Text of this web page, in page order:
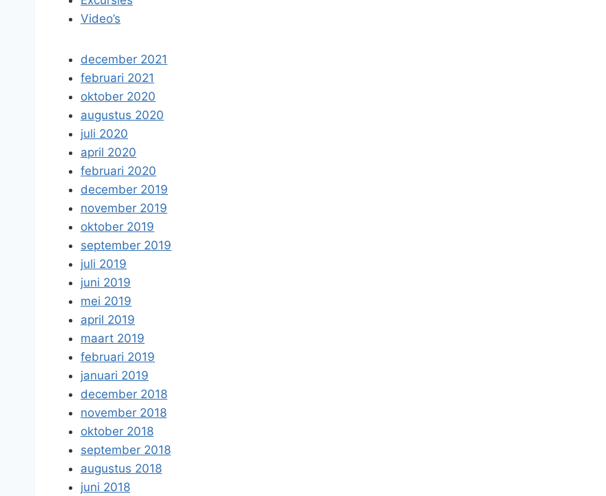
Video’s
december 2021
februari 2021
oktober 2020
augustus 2020
juli 2020
april 2020
februari 2020
december 2019
november 2019
oktober 2019
september 2019
juli 2019
juni 2019
mei 2019
april 2019
maart 2019
februari 2019
januari 2019
december 2018
november 2018
oktober 2018
september 2018
augustus 2018
juni 2018